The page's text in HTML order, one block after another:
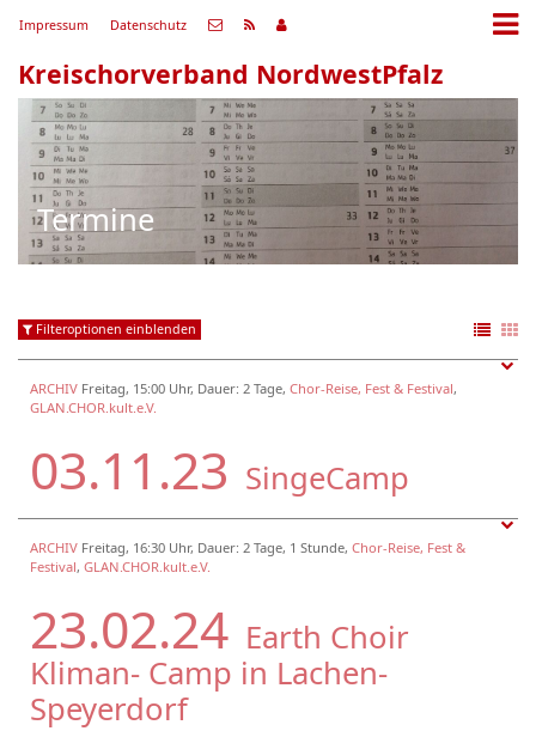
Impressum Datenschutz
Kreischorverband NordwestPfalz
Termine
Filteroptionen einblenden
ARCHIV Freitag, 15:00 Uhr, Dauer: 2 Tage, Chor-Reise, Fest & Festival,
GLAN.CHOR.kult.e.V.
03.11.23 SingeCamp
ARCHIV Freitag, 16:30 Uhr, Dauer: 2 Tage, 1 Stunde, Chor-Reise, Fest &
Festival, GLAN.CHOR.kult.e.V.
23.02.24 Earth Choir
Kliman- Camp in Lachen-
Speyerdorf